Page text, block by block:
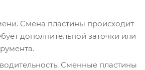
Смена пластины происходит
дополнительной заточки или
Сменные пластины